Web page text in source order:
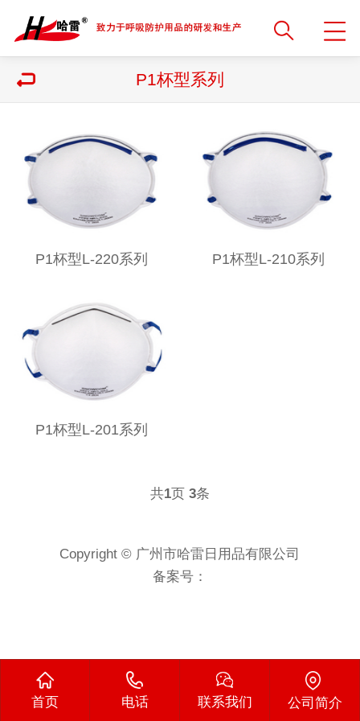
P1杯型系列
P1杯型L-220系列 P1杯型L-210系列
P1杯型L-201系列
共1页 3条
Copyright © 广州市哈雷日用品有限公司
备案号：
首页 电话 联系我们 公司简介